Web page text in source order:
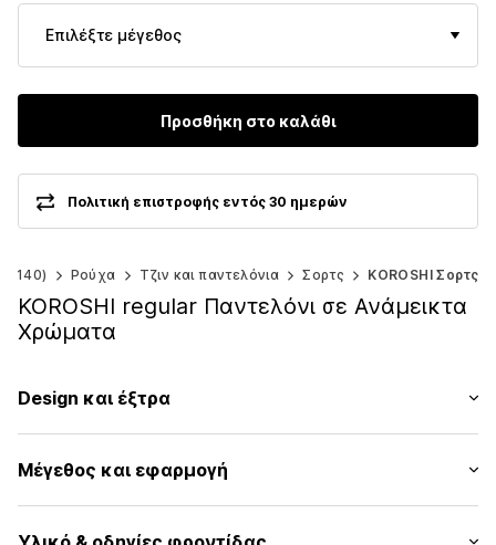
Επιλέξτε μέγεθος
Προσθήκη στο καλάθι
Πολιτική επιστροφής εντός 30 ημερών
140) Ρούχα Τζιν και παντελόνια Σορτς KOROSHI Σορτς
KOROSHI regular Παντελόνι σε Ανάμεικτα
Χρώματα
Design και έξτρα
Βαμβάκι
Μέγεθος και εφαρμογή